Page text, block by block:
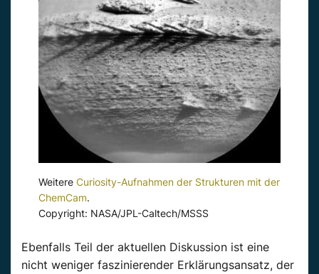
Weitere Curiosity-Aufnahmen der Strukturen mit der
ChemCam.
Copyright: NASA/JPL-Caltech/MSSS
Ebenfalls Teil der aktuellen Diskussion ist eine
nicht weniger faszinierender Erklärungsansatz, der